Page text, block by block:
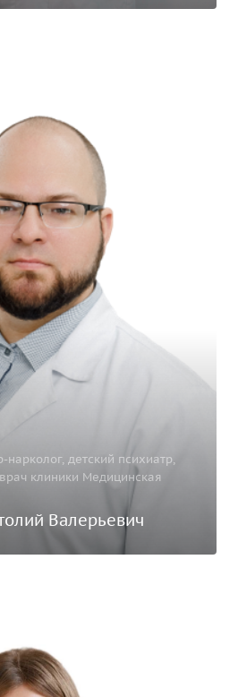
нарколог, детский психиатр,
клиники Медицинская
Валерьевич